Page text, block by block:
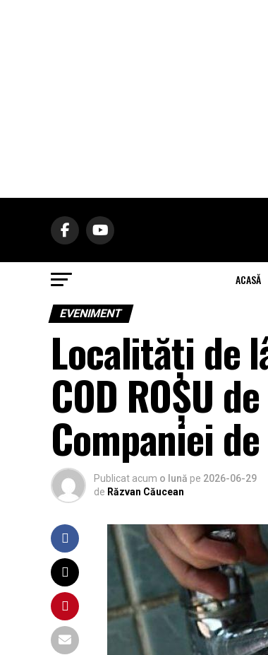
ACASĂ
EVENIMENT
Localități de
COD ROȘU
Companiei
Publicat acum o lună pe 2026-06-29
de Răzvan Căucean